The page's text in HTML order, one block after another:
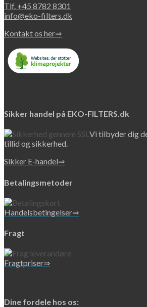
Tlf. +45 8782 8301
info@eko-filters.dk
Kontakt os her⇒
Sikker handel på EKO-FILTERS.dk
Vi tilbyder dig
tillid og sikkerhed.
Sikker E-handel⇒
Betalingsmetoder
Handelsbetingelser⇒
Fragt
Fragtpriser⇒
Dine fordele hos os: